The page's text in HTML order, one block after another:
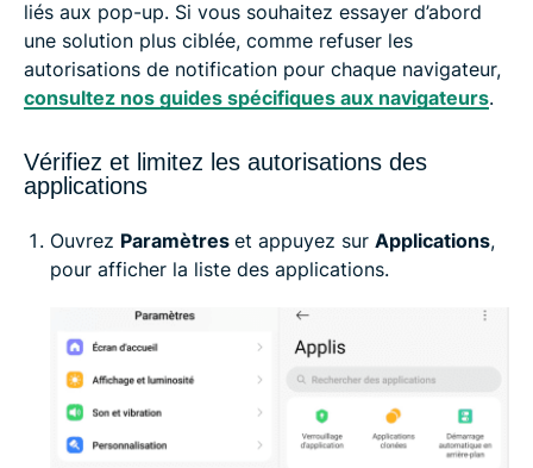
liés aux pop-up. Si vous souhaitez essayer d’abord
une solution plus ciblée, comme refuser les
autorisations de notification pour chaque navigateur,
consultez nos guides spécifiques aux navigateurs.
Vérifiez et limitez les autorisations des
applications
Ouvrez Paramètres et appuyez sur Applications,
pour afficher la liste des applications.